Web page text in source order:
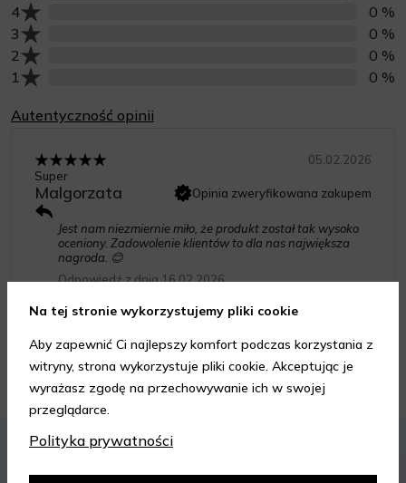
Liczba opinii z oceną
1 0 %
Liczba opinii z oceną
2 0 %
Liczba opinii z oceną
3 0 %
Liczba opinii z oceną
4 0 %
Autentyczność opinii
05.02.2026
Super
Malgorzata Opinia zweryfikowana zakupem
Jest nam niezmiernie miło, że produkt został tak wysoko
oceniony. Zadowolenie klientów to dla nas największa
nagroda. 😊
Odpowiedź z dnia 16.02.2026
Porady kosmetyczne
Na tej stronie wykorzystujemy pliki cookie
Aby zapewnić Ci najlepszy komfort podczas korzystania z
witryny, strona wykorzystuje pliki cookie. Akceptując je
wyrażasz zgodę na przechowywanie ich w swojej
przeglądarce.
Polityka prywatności